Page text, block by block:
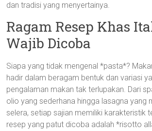
dan tradisi yang menyertainya.
Ragam Resep Khas
Wajib Dicoba
Siapa yang tidak mengenal *pasta*?
hadir dalam beragam bentuk dan variasi
pengalaman makan tak terlupakan. Dari
olio yang sederhana hingga lasagna yang
selera, setiap sajian memiliki karakteristik
resep yang patut dicoba adalah *risotto